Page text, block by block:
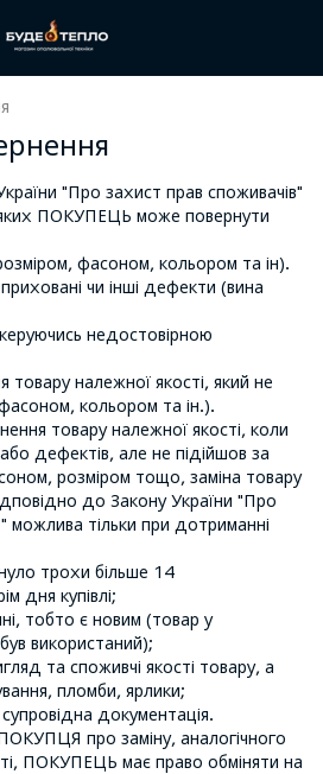
"Про захист прав споживачів"
яких ПОКУПЕЦЬ може повернути
фасоном, кольором та ін).
чи інші дефекти (вина
недостовірною
товару належної якості, який не
кольором та ін.).
товару належної якості, коли
дефектів, але не підійшов за
розміром тощо, заміна товару
до Закону України "Про
можлива тільки при дотриманні
трохи більше 14
дня купівлі;
тобто є новим (товар у
використаний);
та споживчі якості товару, а
пломби, ярлики;
документація.
про заміну, аналогічного
ПОКУПЕЦЬ має право обміняти на